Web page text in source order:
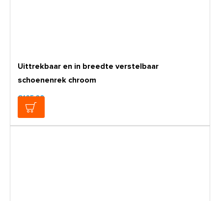
Uittrekbaar en in breedte verstelbaar
schoenenrek chroom
€105,00